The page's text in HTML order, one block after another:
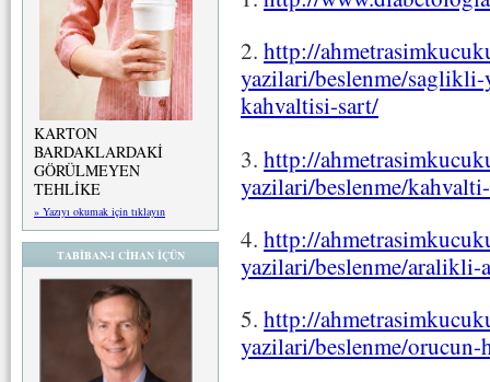
KARTON
BARDAKLARDAKİ
GÖRÜLMEYEN
TEHLİKE
» Yazıyı okumak için tıklayın
TABİBAN-I CİHAN İÇÜN
2. http://
yazilari/beslenme/
kahvaltisi-sart/
3. http://
yazilari/beslenme/
4. http://
yazilari/beslenme/
5. http://
yazilari/beslenme/